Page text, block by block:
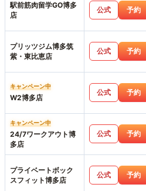
駅前筋肉留学GO博多
店
公式 予約
プリッツジム博多筑
紫・東比恵店
公式 予約
キャンペーン中
W2博多店
公式 予約
キャンペーン中
24/7ワークアウト博
多店
公式 予約
プライベートボック
スフィット博多店
公式 予約